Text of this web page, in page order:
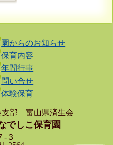
園からのお知らせ
保育内容
年間行事
問い合せ
体験保育
支部 富山県済生会
でしこ保育園
-３